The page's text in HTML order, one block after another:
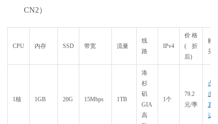
CN2）
CPU 内存 SSD 带宽 流量
线
路
IPv4
价格
(折
后)
购
买
1核 1GB 20G 15Mbps 1TB
洛
杉
矶
GIA
高
1个
79.2
元/季
点
击
直
达